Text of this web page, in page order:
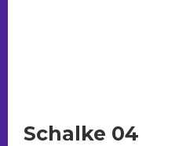
Schalke 04